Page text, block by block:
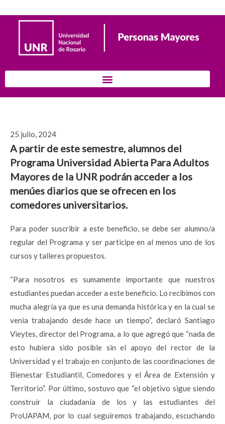
25 julio, 2024
A partir de este semestre, alumnos del
Programa Universidad Abierta Para Adultos
Mayores de la UNR podrán acceder a los
menúes diarios que se ofrecen en los
comedores universitarios.
Para poder suscribir a este beneficio, se debe ser alumno/a
regular del Programa y ser participe en al menos uno de los
cursos y talleres propuestos.
“Para nosotros es sumamente importante que nuestros
estudiantes puedan acceder a este beneficio. Lo recibimos con
mucha alegría ya que es una demanda histórica y en la cual se
venia trabajando desde hace un tiempo”, declaró Santiago
Vieytes, director del Programa, a lo que agregó que “nada de
esto hubiera sido posible sin el apoyo del rector de la
Universidad y el trabajo en conjunto de las coordinaciones de
Bienestar Estudiantil, Comedores y el Área de Extensión y
Territorio”. Por último, sostuvo que “el objetivo sigue siendo
construir la ciudadanía de los y las estudiantes del
ProUAPAM, por lo cual seguiremos trabajando, escuchando